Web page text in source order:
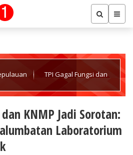
TPI Gagal Fungsi dan
KNMP Jadi Sorotan:
Laboratorium